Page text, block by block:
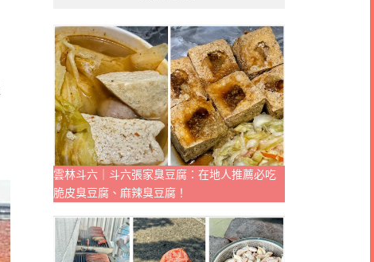
雲林斗六｜斗六張家臭豆腐：在地人推薦必吃
脆皮臭豆腐、麻辣臭豆腐！